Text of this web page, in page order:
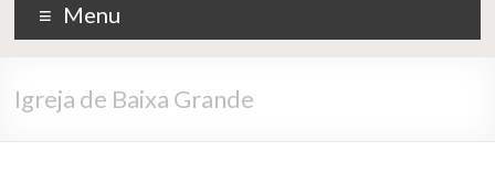
Menu
Igreja de Baixa Grande